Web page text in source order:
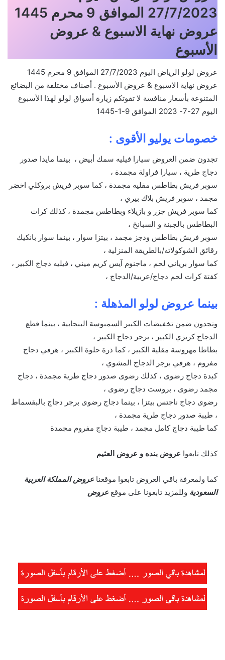
27/7/2023 الموافق 9 محرم 1445
عروض نهاية الاسبوع & عروض
الأسبوع
عروض لولو الرياض اليوم 27/7/2023 الموافق 9 محرم 1445
عروض نهاية الاسبوع & عروض الأسبوع . أصناف مختلفة من البضائع
المتنوعة بأسعار منافسة لا تفوتكم زيارة أسواق لولو لهذا الأسبوع
اليوم 27-7- 2023 الموافق 9-1-1445
خصومات يوليو الأقوى :
تجدون ضمن العروض سيارا فيليه سمك أبيض ، بينما مايدا صدور
دجاج طرية ، سيارا فراولة مجمدة ،
سوبر فريش بطاطس مقليه مجمدة ، كما سوبر فريش بروكلي اخضر
مجمد ، سوبر فريش بلاك بيري ،
كما سوبر فريش جزر و بازيلاء وبطاطس مجمدة ، كذلك كرات
البطاطس بالجبنة و السبانخ ،
سوبر فريش بطاطس ودجز مجمد ، بيتزا سوار ، بينما سوار بانكيك
رقائق الشوكولاته/بالطريقة المنزلية ،
كما سوار برياني لحم ، ماجنوم آيس كريم ميني ، فيليه دجاج الكبير ،
كفتة كرات لحم دجاج/عربية/الدجاج ،
بينما عروض لولو المذهلة :
وتجدون ضمن تخفيضات الكبير السمبوسة البنجابية ، بينما قطع
الدجاج كريزي الكبير ، برجر دجاج الكبير ،
بطاطا مهروسة مقلية الكبير ، كما ذرة حلوة الكبير ، هرفي دجاج
مفروم ، هرفي برجر الدجاج المشوي ،
كبدة دجاج رضوى ، كذلك رضوى صدور دجاج طرية مجمدة ، دجاج
مجمد رضوى ، بروست دجاج رضوى ،
رضوى دجاج ناجتس بيتزا ، بينما دجاج رضوى برجر دجاج بالبقسماط
، طيبة صدور دجاج طرية مجمدة ،
كما طيبة دجاج كامل مجمد ، طيبة دجاج مفروم مجمدة
كذلك تابعوا عروض بنده و عروض العثيم
كما ولمعرفة باقي العروض تابعوا موقعنا عروض المملكة العربية
السعودية وللمزيد تابعونا على موقع عروض